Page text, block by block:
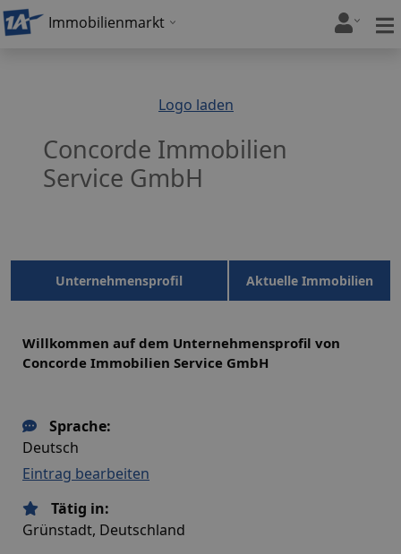
Immobilienmarkt
Logo laden
Concorde Immobilien
Service GmbH
Unternehmensprofil Aktuelle Immobilien
Willkommen auf dem Unternehmensprofil von
Concorde Immobilien Service GmbH
Sprache:
Deutsch
Eintrag bearbeiten
Tätig in:
Grünstadt, Deutschland